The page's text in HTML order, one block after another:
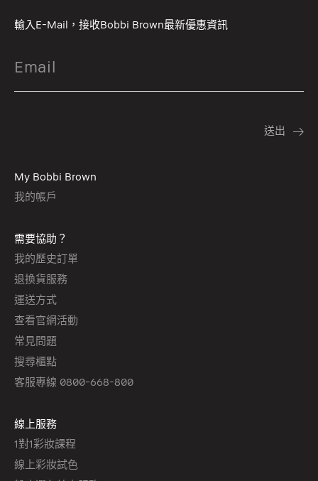
輸入E-Mail，接收Bobbi Brown最新優惠資訊
My Bobbi Brown
我的帳戶
需要協助？
我的歷史訂單
退換貨服務
運送方式
查看官網活動
常見問題
搜尋櫃點
客服專線 0800-668-800
線上服務
1對1彩妝課程
線上彩妝試色